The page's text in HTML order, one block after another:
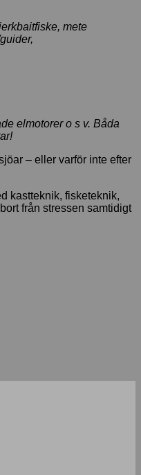
mete
elmotorer o s v. Båda
– eller varför inte efter
kastteknik, fisketeknik,
från stressen samtidigt